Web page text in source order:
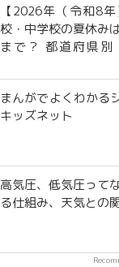
【2026年（令和8
校・中学校の夏休み
まで？ 都道府県別
まんがでよくわかる
キッズネット
高気圧、低気圧って
る仕組み、天気との